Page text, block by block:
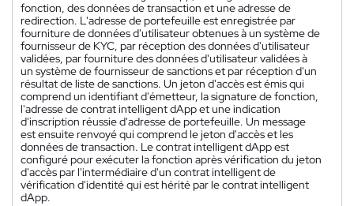
fonction, des données de transaction et une adresse de
redirection. L'adresse de portefeuille est enregistrée par
fourniture de données d'utilisateur obtenues à un système de
fournisseur de KYC, par réception des données d'utilisateur
validées, par fourniture des données d'utilisateur validées à
un système de fournisseur de sanctions et par réception d'un
résultat de liste de sanctions. Un jeton d'accès est émis qui
comprend un identifiant d'émetteur, la signature de fonction,
l'adresse de contrat intelligent dApp et une indication
d'inscription réussie d'adresse de portefeuille. Un message
est ensuite renvoyé qui comprend le jeton d'accès et les
données de transaction. Le contrat intelligent dApp est
configuré pour exécuter la fonction après vérification du jeton
d'accès par l'intermédiaire d'un contrat intelligent de
vérification d'identité qui est hérité par le contrat intelligent
dApp.